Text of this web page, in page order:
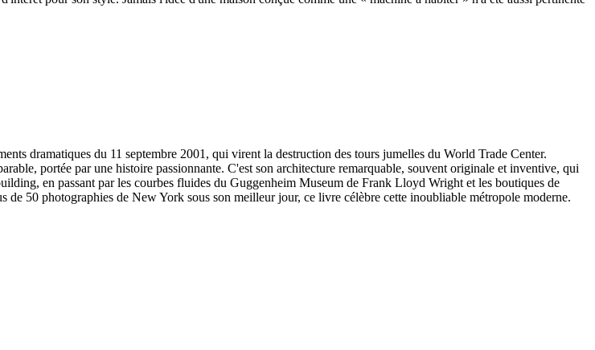
dramatiques du 11 septembre 2001, qui virent la destruction des tours jumelles du World Trade Center.
portée par une histoire passionnante. C'est son architecture remarquable, souvent originale et inventive, qui
en passant par les courbes fluides du Guggenheim Museum de Frank Lloyd Wright et les boutiques de
50 photographies de New York sous son meilleur jour, ce livre célèbre cette inoubliable métropole moderne.